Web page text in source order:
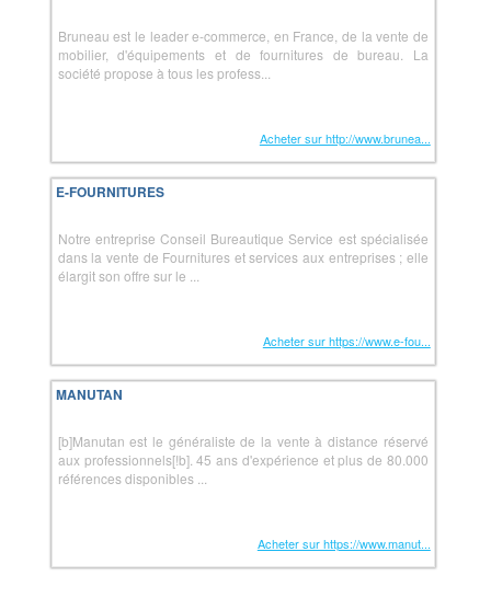
Bruneau est le leader e-commerce, en France, de la vente de
mobilier, d'équipements et de fournitures de bureau. La
société propose à tous les profess...
Acheter sur http://www.brunea...
E-FOURNITURES
Notre entreprise Conseil Bureautique Service est spécialisée
dans la vente de Fournitures et services aux entreprises ; elle
élargit son offre sur le ...
Acheter sur https://www.e-fou...
MANUTAN
[b]Manutan est le généraliste de la vente à distance réservé
aux professionnels[!b]. 45 ans d'expérience et plus de 80.000
références disponibles ...
Acheter sur https://www.manut...